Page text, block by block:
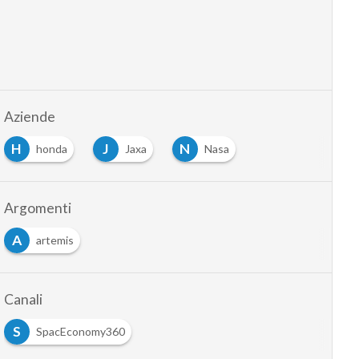
Aziende
H
honda J Jaxa N Nasa
Argomenti
A
artemis
Canali
S
SpacEconomy360